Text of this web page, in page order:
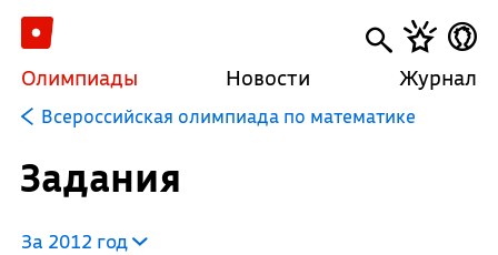
Олимпиады Новости Журнал
Всероссийская олимпиада по математике
Задания
За 2012 год